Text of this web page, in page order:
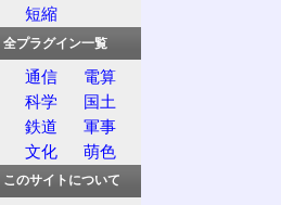
短縮
全プラグイン一覧
通信
電算
科学
国土
鉄道
軍事
文化
萌色
このサイトについて